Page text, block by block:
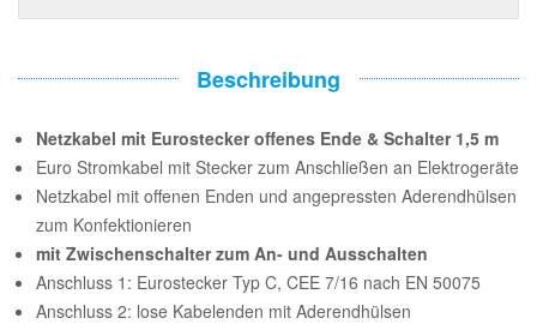
Beschreibung
Netzkabel mit Eurostecker offenes Ende & Schalter 1,5 m
Euro Stromkabel mit Stecker zum Anschließen an Elektrogeräte
Netzkabel mit offenen Enden und angepressten Aderendhülsen
zum Konfektionieren
mit Zwischenschalter zum An- und Ausschalten
Anschluss 1: Eurostecker Typ C, CEE 7/16 nach EN 50075
Anschluss 2: lose Kabelenden mit Aderendhülsen